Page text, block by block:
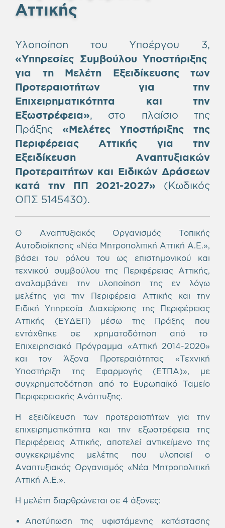
Αττικής
Υλοποίηση του Υποέργου 3,
«Υπηρεσίες Συμβούλου Υποστήριξης
για τη Μελέτη Εξειδίκευσης των
Προτεραιοτήτων για την
Επιχειρηματικότητα και την
Εξωστρέφεια», στο πλαίσιο της
Πράξης «Μελέτες Υποστήριξης της
Περιφέρειας Αττικής για την
Εξειδίκευση Αναπτυξιακών
Προτεραιτήτων και Ειδικών Δράσεων
κατά την ΠΠ 2021-2027» (Κωδικός
ΟΠΣ 5145430).
Ο Αναπτυξιακός Οργανισμός Τοπικής
Αυτοδιοίκησης «Νέα Μητροπολιτική Αττική Α.Ε.»,
βάσει του ρόλου του ως επιστημονικού και
τεχνικού συμβούλου της Περιφέρειας Αττικής,
αναλαμβάνει την υλοποίηση της εν λόγω
μελέτης για την Περιφέρεια Αττικής και την
Ειδική Υπηρεσία Διαχείρισης της Περιφέρειας
Αττικής (ΕΥΔΕΠ) μέσω της Πράξης που
εντάχθηκε σε χρηματοδότηση από το
Επιχειρησιακό Πρόγραμμα «Αττική 2014-2020»
και τον Άξονα Προτεραιότητας «Τεχνική
Υποστήριξη της Εφαρμογής (ΕΤΠΑ)», με
συγχρηματοδότηση από το Ευρωπαϊκό Ταμείο
Περιφερειακής Ανάπτυξης.
Η εξειδίκευση των προτεραιοτήτων για την
επιχειρηματικότητα και την εξωστρέφεια της
Περιφέρειας Αττικής, αποτελεί αντικείμενο της
συγκεκριμένης μελέτης που υλοποιεί ο
Αναπτυξιακός Οργανισμός «Νέα Μητροπολιτική
Αττική Α.Ε.».
Η μελέτη διαρθρώνεται σε 4 άξονες:
Αποτύπωση της υφιστάμενης κατάστασης